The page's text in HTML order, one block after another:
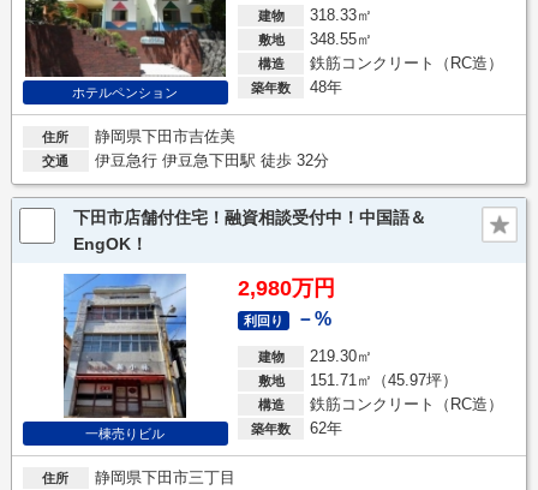
ホテルペンション
建物 318.33㎡
敷地 348.55㎡
構造 鉄筋コンクリート（RC造）
築年数 48年
住所 静岡県下田市吉佐美
交通 伊豆急行 伊豆急下田駅 徒歩 32分
下田市店舗付住宅！融資相談受付中！中国語＆
EngOK！
一棟売りビル
2,980万円
利回り －%
建物 219.30㎡
敷地 151.71㎡（45.97坪）
構造 鉄筋コンクリート（RC造）
築年数 62年
住所 静岡県下田市三丁目